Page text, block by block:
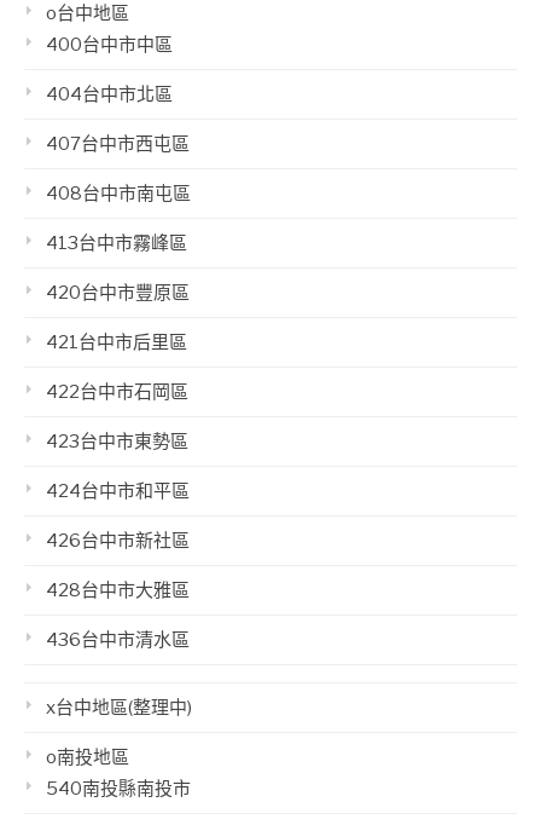
o台中地區
400台中市中區
404台中市北區
407台中市西屯區
408台中市南屯區
413台中市霧峰區
420台中市豐原區
421台中市后里區
422台中市石岡區
423台中市東勢區
424台中市和平區
426台中市新社區
428台中市大雅區
436台中市清水區
x台中地區(整理中)
o南投地區
540南投縣南投市